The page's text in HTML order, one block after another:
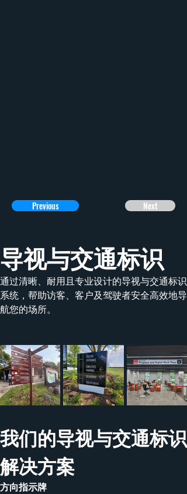
Previous Next
导视与交通标识
通过清晰、耐用且专业设计的导视与交通标识
系统，帮助访客、客户及驾驶者安全高效地导
航您的场所。
我们的导视与交通标识
解决方案
方向指示牌